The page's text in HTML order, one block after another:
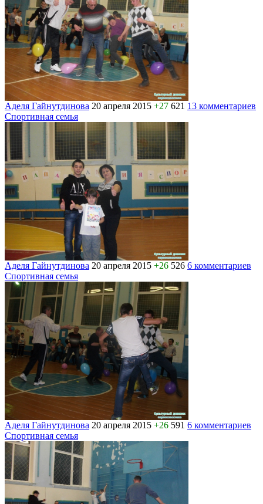
Аделя Гайнутдинова 20 апреля 2015 +27 621 13 комментариев
Спортивная семья
Аделя Гайнутдинова 20 апреля 2015 +26 526 6 комментариев
Спортивная семья
Аделя Гайнутдинова 20 апреля 2015 +26 591 6 комментариев
Спортивная семья